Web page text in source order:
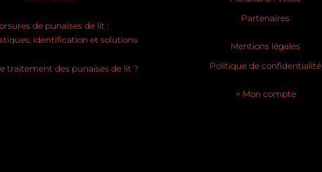
de punaises de lit :
identification et solutions
traitement des punaises de lit ?
Partenaires
Mentions légales
Politique de confidentialité
> Mon compte